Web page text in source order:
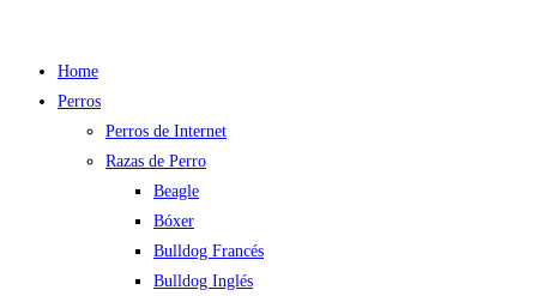
Home
Perros
Perros de Internet
Razas de Perro
Beagle
Bóxer
Bulldog Francés
Bulldog Inglés